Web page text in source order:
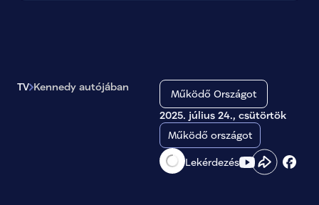
TV Kennedy autójában
Működő Országot
2025. július 24., csütörtök
Működő országot
Lekérdezés